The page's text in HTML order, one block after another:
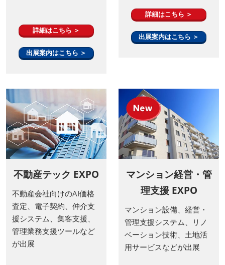
詳細はこちら ＞
出展案内はこちら ＞
詳細はこちら ＞
出展案内はこちら ＞
不動産テック EXPO
不動産会社向けのAI価格
査定、電子契約、仲介支
援システム、集客支援、
管理業務支援ツールなど
が出展
マンション経営・管
理支援 EXPO
マンション設備、経営・
管理支援システム、リノ
ベーション技術、土地活
用サービスなどが出展